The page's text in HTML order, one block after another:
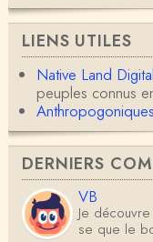
LIENS UTILES
Native Land Digital
peuples connus
Anthropogoniques
DERNIERS
VB
Je
se que le